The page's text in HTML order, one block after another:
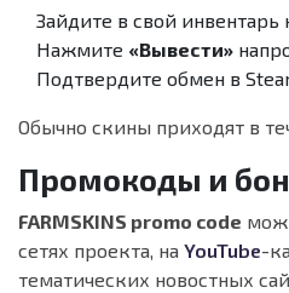
Зайдите в свой инвентарь
Нажмите «Вывести»
Подтвердите обмен в
Обычно скины приходят в
Промокоды и
FARMSKINS promo code
сетях проекта, на YouTube-
тематических новостных